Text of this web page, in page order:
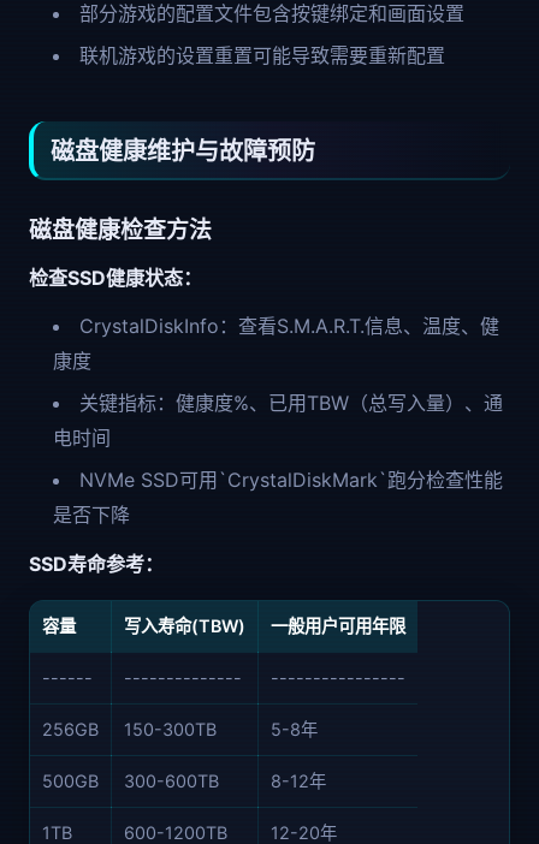
部分游戏的配置文件包含按键绑定和画面设置
联机游戏的设置重置可能导致需要重新配置
磁盘健康维护与故障预防
磁盘健康检查方法
检查SSD健康状态：
CrystalDiskInfo：查看S.M.A.R.T.信息、温度、健
康度
关键指标：健康度%、已用TBW（总写入量）、通
电时间
NVMe SSD可用`CrystalDiskMark`跑分检查性能
是否下降
SSD寿命参考：
容量 写入寿命(TBW) 一般用户可用年限
------ -------------- ----------------
256GB 150-300TB 5-8年
500GB 300-600TB 8-12年
1TB 600-1200TB 12-20年